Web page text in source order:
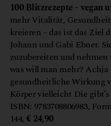
100Blitzrezepte – vegan
mehr Vitalität,
kreieren – das ist das Ziel
Johann und Gabi Ebner.
zuzubereiten und
was will man mehr?
gesundheitliche Wirkung
Körper vielleicht Die gibt’s
ISBN: 9783708806983,
144,€ 24,90